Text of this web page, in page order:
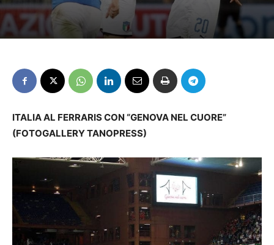
ITALIA AL FERRARIS CON “GENOVA NEL CUORE”
(FOTOGALLERY TANOPRESS)